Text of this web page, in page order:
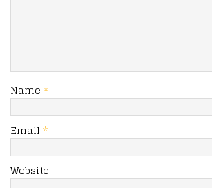
Name *
Email *
Website